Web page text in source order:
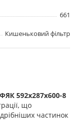
661
Кишеньковий фільтр
592х287х600-8
що
частинок